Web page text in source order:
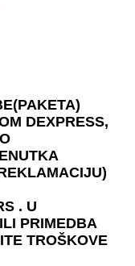
DEXPRESS,
. U
PRIMEDBA
TROŠKOVE